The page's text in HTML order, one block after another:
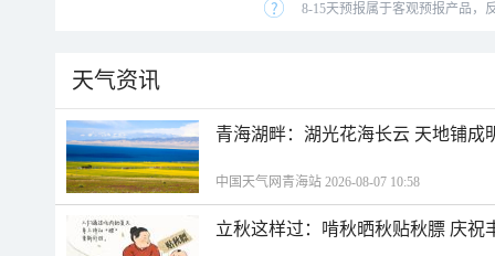
8-15天预报属于客观预报产品，
天气资讯
青海湖畔：湖光花海长云 天地铺成
中国天气网青海站 2026-08-07 10:58
立秋这样过：啃秋晒秋贴秋膘 庆祝